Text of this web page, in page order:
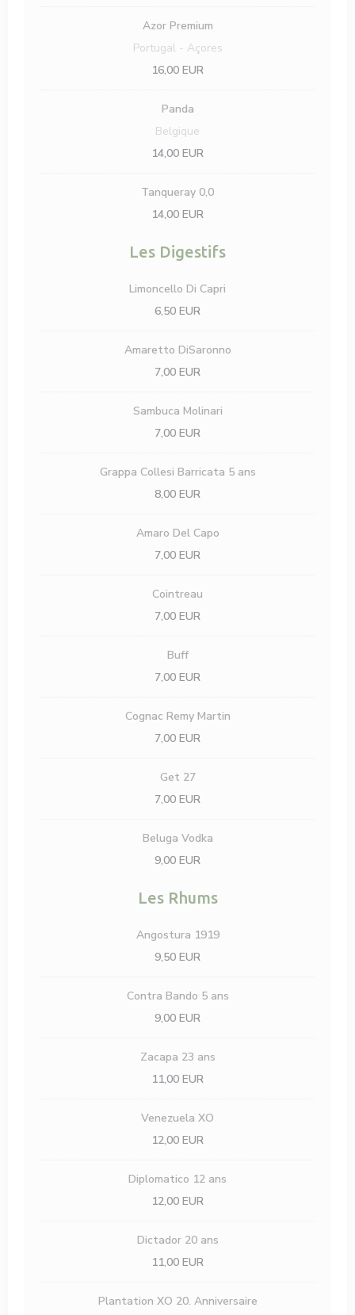
Azor Premium
Portugal - Açores
16,00 EUR
Panda
Belgique
14,00 EUR
Tanqueray 0,0
14,00 EUR
Les Digestifs
Limoncello Di Capri
6,50 EUR
Amaretto DiSaronno
7,00 EUR
Sambuca Molinari
7,00 EUR
Grappa Collesi Barricata 5 ans
8,00 EUR
Amaro Del Capo
7,00 EUR
Cointreau
7,00 EUR
Buff
7,00 EUR
Cognac Remy Martin
7,00 EUR
Get 27
7,00 EUR
Beluga Vodka
9,00 EUR
Les Rhums
Angostura 1919
9,50 EUR
Contra Bando 5 ans
9,00 EUR
Zacapa 23 ans
11,00 EUR
Venezuela XO
12,00 EUR
Diplomatico 12 ans
12,00 EUR
Dictador 20 ans
11,00 EUR
Plantation XO 20. Anniversaire